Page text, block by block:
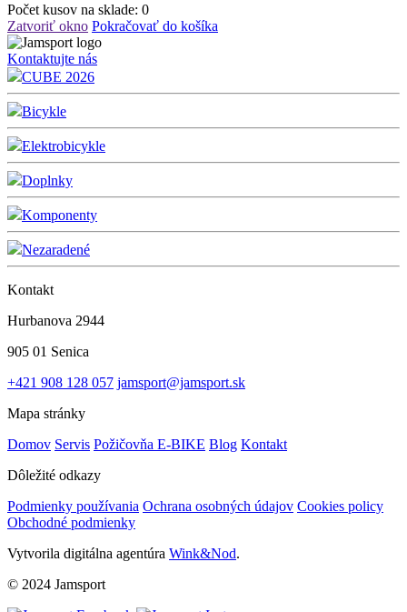
Počet kusov na sklade: 0
Zatvoriť okno Pokračovať do košíka
Kontaktujte nás
CUBE 2026
Bicykle
Elektrobicykle
Doplnky
Komponenty
Nezaradené
Kontakt
Hurbanova 2944
905 01 Senica
+421 908 128 057 jamsport@jamsport.sk
Mapa stránky
Domov Servis Požičovňa E-BIKE Blog Kontakt
Dôležité odkazy
Podmienky používania Ochrana osobných údajov Cookies policy
Obchodné podmienky
Vytvorila digitálna agentúra Wink&Nod.
© 2024 Jamsport